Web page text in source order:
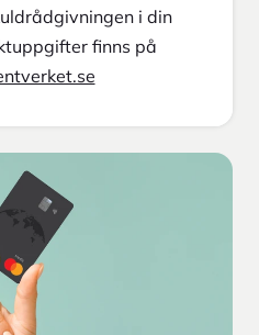
i din
finns på